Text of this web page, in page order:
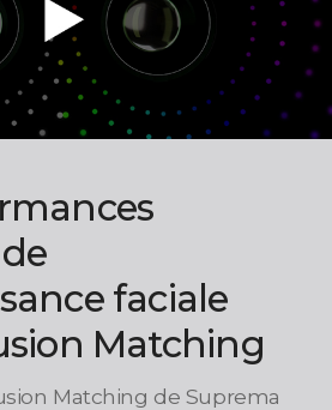
faciale
Matching
Matching de Suprema